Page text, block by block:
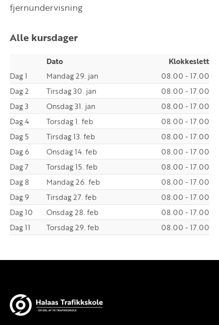
fjernundervisning
Alle kursdager
Dato
Klokkeslett
Dag 1
Mandag 29. jan
08.00 - 17.00
Dag 2
Tirsdag 30. jan
08.00 - 17.00
Dag 3
Onsdag 31. jan
08.00 - 17.00
Dag 4
Torsdag 1. feb
08.00 - 17.00
Dag 5
Tirsdag 13. feb
08.00 - 17.00
Dag 6
Onsdag 14. feb
08.00 - 17.00
Dag 7
Torsdag 15. feb
08.00 - 17.00
Dag 8
Mandag 26. feb
08.00 - 17.00
Dag 9
Tirsdag 27. feb
08.00 - 17.00
Dag 10
Onsdag 28. feb
08.00 - 17.00
Dag 11
Torsdag 29. feb 08.00 - 17.00